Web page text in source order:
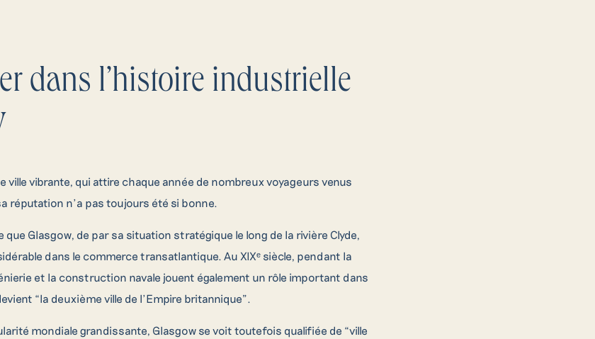
dans l’histoire industrielle
ville vibrante, qui attire chaque année de nombreux voyageurs venus
réputation n’a pas toujours été si bonne.
que Glasgow, de par sa situation stratégique le long de la rivière Clyde,
dans le commerce transatlantique. Au XIXᵉ siècle, pendant la
et la construction navale jouent également un rôle important dans
“la deuxième ville de l’Empire britannique”.
mondiale grandissante, Glasgow se voit toutefois qualifiée de “ville